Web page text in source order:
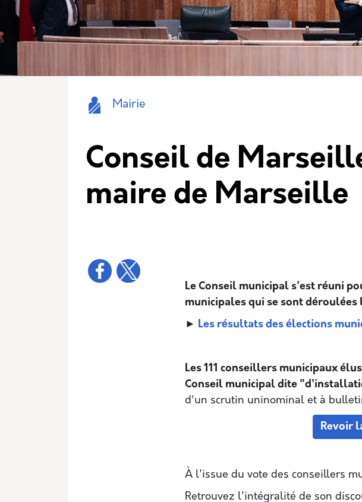
Icone
Nom Mairie
Conseil de
maire de Marseille
Le Conseil municipal s'est réuni
municipales qui se sont déroulées
► Les résultats des élections
Les 111 conseillers municipaux
Conseil municipal dite
d'un scrutin uninominal et à
Revoir
À l'issue du vote des conseillers
Retrouvez l'intégralité de son